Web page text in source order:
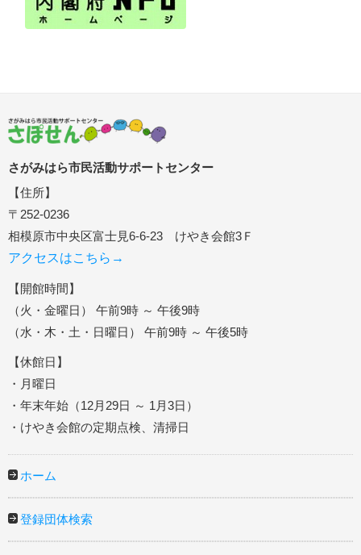
さがみはら市民活動サポートセンター
【住所】
〒252-0236
相模原市中央区富士見6-6-23 けやき会館3Ｆ
アクセスはこちら→
【開館時間】
（火・金曜日） 午前9時 ～ 午後9時
（水・木・土・日曜日） 午前9時 ～ 午後5時
【休館日】
・月曜日
・年末年始（12月29日 ～ 1月3日）
・けやき会館の定期点検、清掃日
ホーム
登録団体検索